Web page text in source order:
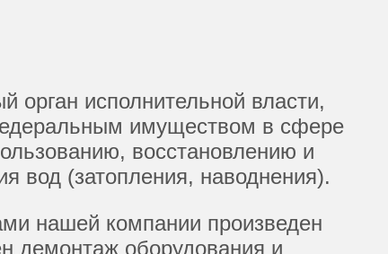
исполнительной власти,
имуществом в сфере
восстановлению и
вод (затопления, наводнения).
нашей компании произведен
демонтаж оборудования и